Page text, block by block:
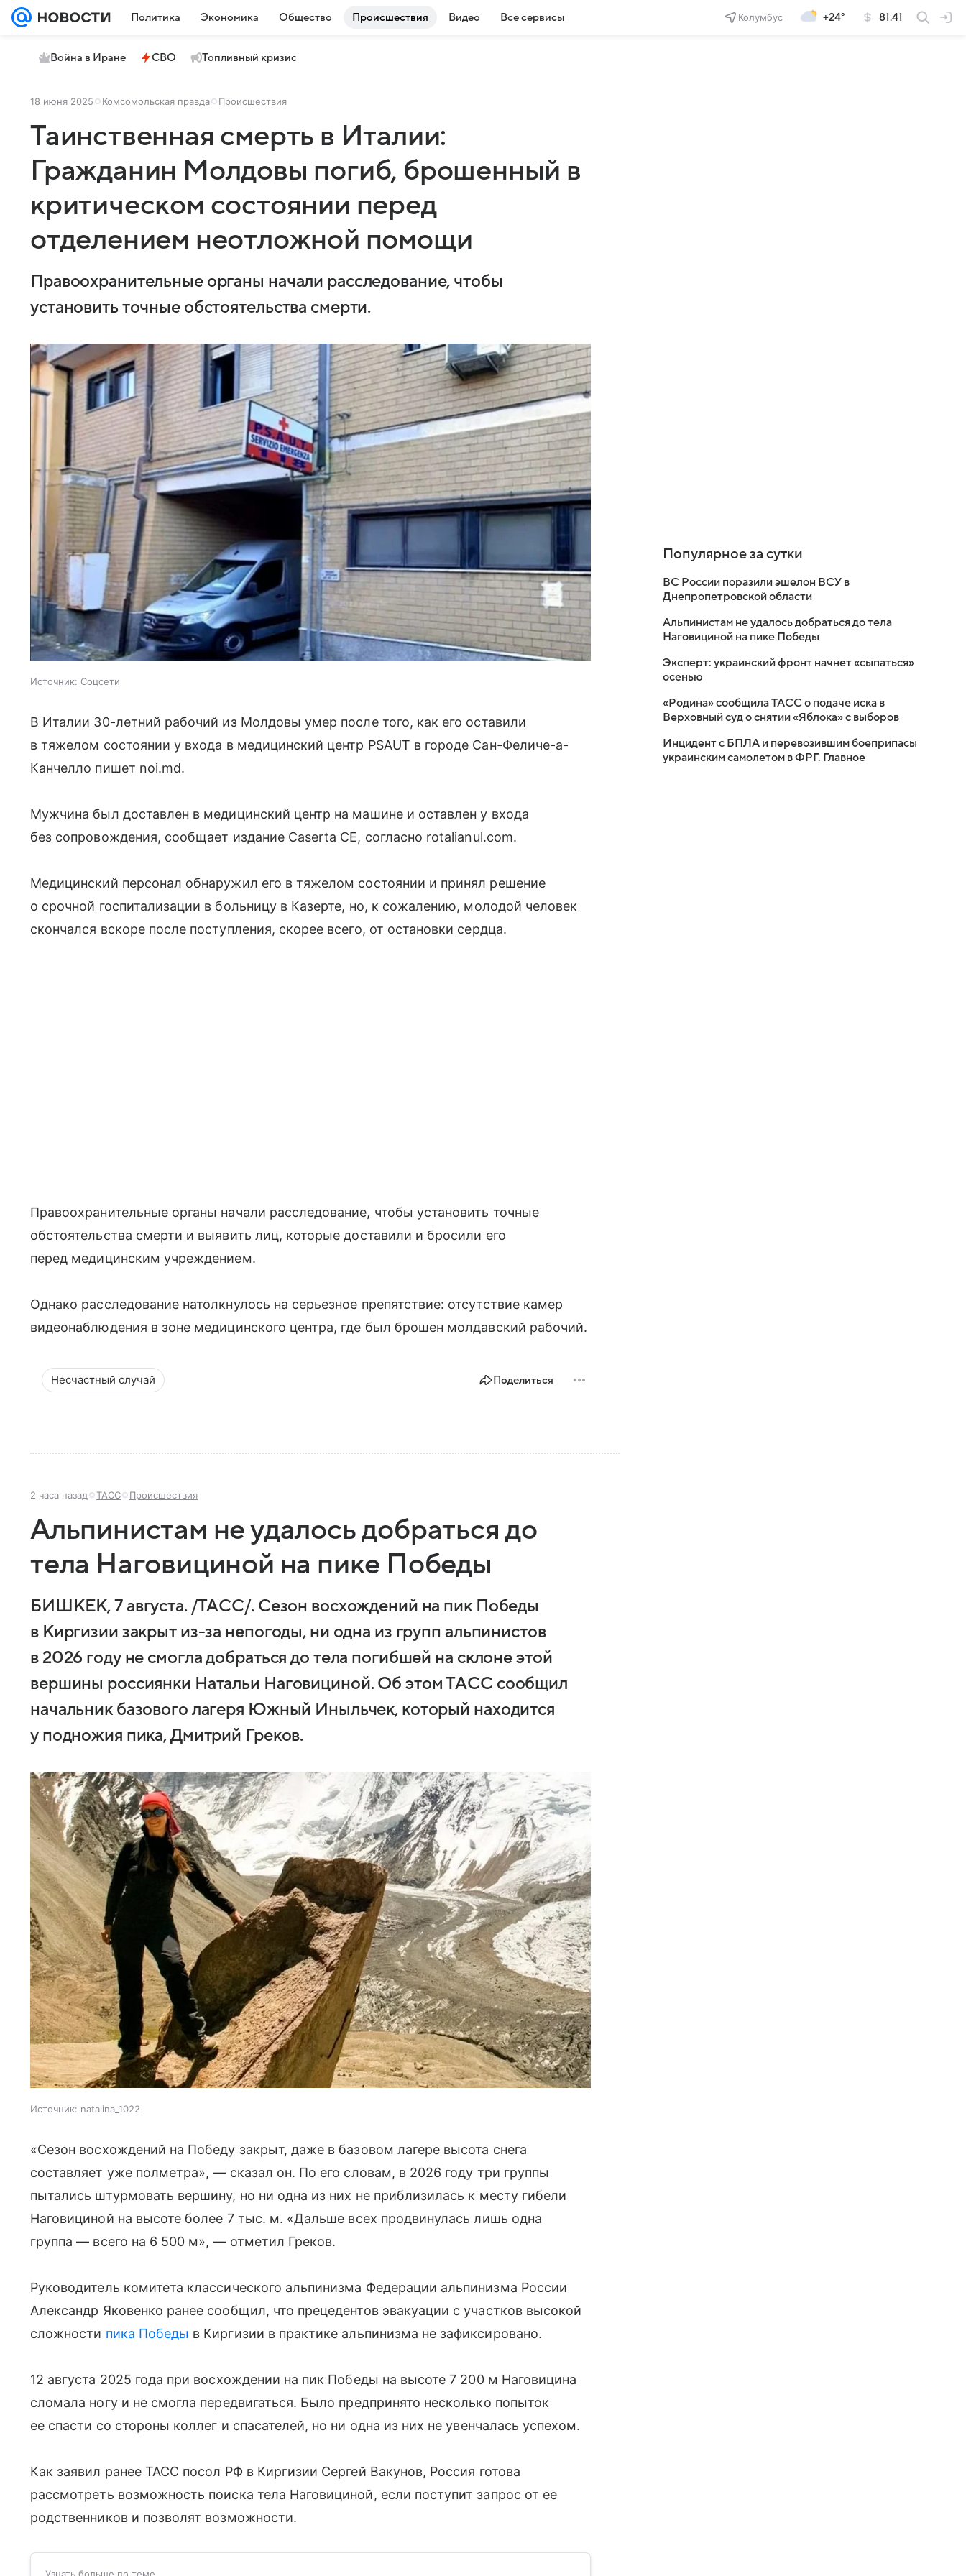
Политика Экономика Общество Происшествия Видео Все сервисы Колумбус +24° 81.41
Война в Иране СВО Топливный кризис
18 июня 2025 Комсомольская правда Происшествия
Таинственная смерть в Италии:
Гражданин Молдовы погиб, брошенный в
критическом состоянии перед
отделением неотложной помощи
Правоохранительные органы начали расследование, чтобы
установить точные обстоятельства смерти.
Источник: Соцсети
В Италии 30-летний рабочий из Молдовы умер после того, как его оставили
в тяжелом состоянии у входа в медицинский центр PSAUT в городе Сан-Феличе-а-
Канчелло пишет noi.md.
Мужчина был доставлен в медицинский центр на машине и оставлен у входа
без сопровождения, сообщает издание Caserta CE, согласно rotalianul.com.
Медицинский персонал обнаружил его в тяжелом состоянии и принял решение
о срочной госпитализации в больницу в Казерте, но, к сожалению, молодой человек
скончался вскоре после поступления, скорее всего, от остановки сердца.
Правоохранительные органы начали расследование, чтобы установить точные
обстоятельства смерти и выявить лиц, которые доставили и бросили его
перед медицинским учреждением.
Однако расследование натолкнулось на серьезное препятствие: отсутствие камер
видеонаблюдения в зоне медицинского центра, где был брошен молдавский рабочий.
Несчастный случай Поделиться
2 часа назад ТАСС Происшествия
Альпинистам не удалось добраться до
тела Наговициной на пике Победы
БИШКЕК, 7 августа. /ТАСС/. Сезон восхождений на пик Победы
в Киргизии закрыт из-за непогоды, ни одна из групп альпинистов
в 2026 году не смогла добраться до тела погибшей на склоне этой
вершины россиянки Натальи Наговициной. Об этом ТАСС сообщил
начальник базового лагеря Южный Иныльчек, который находится
у подножия пика, Дмитрий Греков.
Источник: natalina_1022
«Сезон восхождений на Победу закрыт, даже в базовом лагере высота снега
составляет уже полметра», — сказал он. По его словам, в 2026 году три группы
пытались штурмовать вершину, но ни одна из них не приблизилась к месту гибели
Наговициной на высоте более 7 тыс. м. «Дальше всех продвинулась лишь одна
группа — всего на 6 500 м», — отметил Греков.
Руководитель комитета классического альпинизма Федерации альпинизма России
Александр Яковенко ранее сообщил, что прецедентов эвакуации с участков высокой
сложности пика Победы в Киргизии в практике альпинизма не зафиксировано.
12 августа 2025 года при восхождении на пик Победы на высоте 7 200 м Наговицина
сломала ногу и не смогла передвигаться. Было предпринято несколько попыток
ее спасти со стороны коллег и спасателей, но ни одна из них не увенчалась успехом.
Как заявил ранее ТАСС посол РФ в Киргизии Сергей Вакунов, Россия готова
рассмотреть возможность поиска тела Наговициной, если поступит запрос от ее
родственников и позволят возможности.
Узнать больше по теме
Популярное за сутки
ВС России поразили эшелон ВСУ в
Днепропетровской области
Альпинистам не удалось добраться до тела
Наговициной на пике Победы
Эксперт: украинский фронт начнет «сыпаться»
осенью
«Родина» сообщила ТАСС о подаче иска в
Верховный суд о снятии «Яблока» с выборов
Инцидент с БПЛА и перевозившим боеприпасы
украинским самолетом в ФРГ. Главное